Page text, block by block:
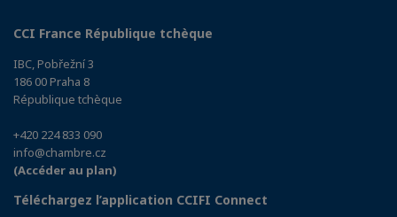
CCI France République tchèque
IBC, Pobřežní 3
186 00 Praha 8
République tchèque
+420 224 833 090
info@chambre.cz
(Accéder au plan)
Téléchargez l’application CCIFI Connect